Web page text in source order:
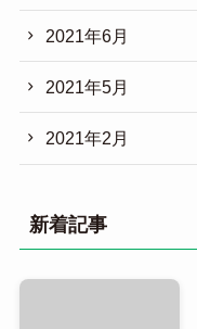
2021年6月
2021年5月
2021年2月
新着記事